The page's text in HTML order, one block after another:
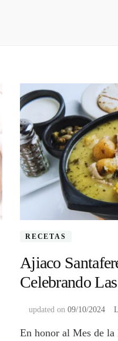
RECETAS
Ajiaco
Celebrando
updated on 09/10/2024
En honor al Mes de la